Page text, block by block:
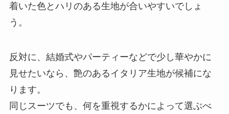
着いた色とハリのある生地が合いやすいでしょ
う。
反対に、結婚式やパーティーなどで少し華やかに
見せたいなら、艶のあるイタリア生地が候補にな
ります。
同じスーツでも、何を重視するかによって選ぶべ